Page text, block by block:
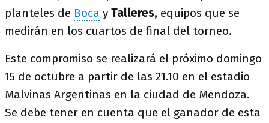
planteles de Boca y Talleres, equipos que se
medirán en los cuartos de final del torneo.
Este compromiso se realizará el próximo domingo
15 de octubre a partir de las 21.10 en el estadio
Malvinas Argentinas en la ciudad de Mendoza.
Se debe tener en cuenta que el ganador de esta